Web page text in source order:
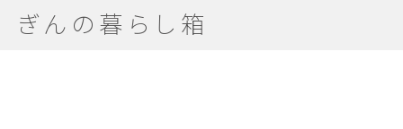
ぎんの暮らし箱